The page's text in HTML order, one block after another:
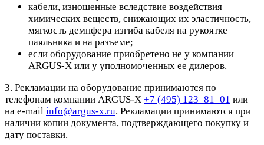
кабели, изношенные вследствие воздействия
химических веществ, снижающих их эластичность,
мягкость демпфера изгиба кабеля на рукоятке
паяльника и на разъеме;
если оборудование приобретено не у компании
ARGUS-X или у уполномоченных ее дилеров.
3. Рекламации на оборудование принимаются по
телефонам компании ARGUS-X +7 (495) 123–81–01 или
на e-mail info@argus-x.ru. Рекламации принимаются при
наличии копии документа, подтверждающего покупку и
дату поставки.